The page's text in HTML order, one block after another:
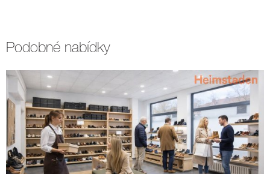
Podobné nabídky